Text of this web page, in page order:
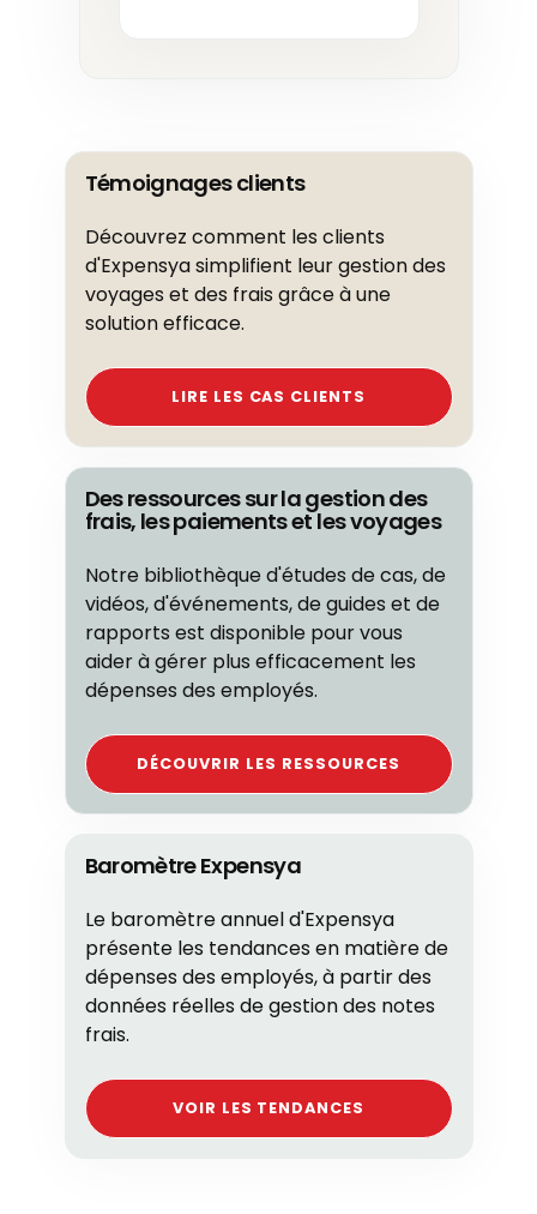
Témoignages clients
Découvrez comment les clients
d'Expensya simplifient leur gestion des
voyages et des frais grâce à une
solution efficace.
LIRE LES CAS CLIENTS
Des ressources sur la gestion des
frais, les paiements et les voyages
Notre bibliothèque d'études de cas, de
vidéos, d'événements, de guides et de
rapports est disponible pour vous
aider à gérer plus efficacement les
dépenses des employés.
DÉCOUVRIR LES RESSOURCES
Baromètre Expensya
Le baromètre annuel d'Expensya
présente les tendances en matière de
dépenses des employés, à partir des
données réelles de gestion des notes
frais.
VOIR LES TENDANCES